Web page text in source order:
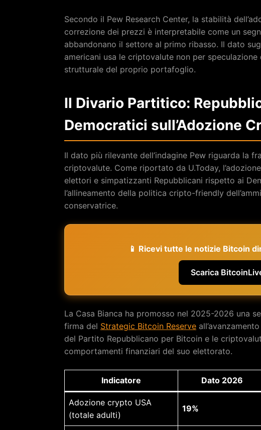
Secondo il Pew Research Center, la stabilità
correzione dei prezzi è interpretabile come un
abbandonano il settore al primo ribasso. Il dato
americani usa le criptovalute non per
strutturale del proprio portafoglio.
Il Divario Partitico:
Democratici sull’Adozione
Il dato più rilevante dell’indagine Pew riguarda la
criptovalute. Come riportato da U.Today,
elettori e simpatizzanti Repubblicani rispetto ai
l’allineamento della politica cripto-friendly
conservatrice.
📱 Ricevi tutte le notizie Bitcoin
Scarica
La Casa Bianca ha promosso nel 2025-2026 una
firma del Strategic Bitcoin Reserve
del Partito Repubblicano per Bitcoin e le
comportamenti finanziari del suo elettorato.
Indicatore Dato 2026
Adozione crypto USA
(totale adulti)
19%